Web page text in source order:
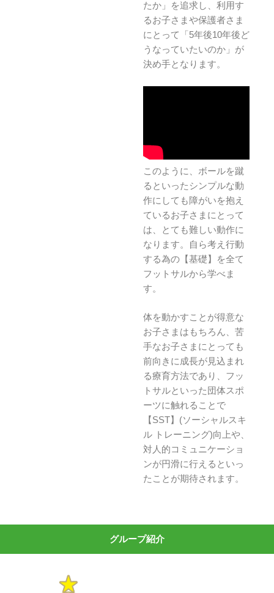
たか」を追求し、利用す
るお子さまや保護者さま
にとって「5年後10年後ど
うなっていたいのか」が
決め手となります。
このように、ボールを蹴
るといったシンプルな動
作にしても障がいを抱え
ているお子さまにとって
は、とても難しい動作に
なります。自ら考え行動
する為の【基礎】を全て
フットサルから学べま
す。
体を動かすことが得意な
お子さまはもちろん、苦
手なお子さまにとっても
前向きに成長が見込まれ
る療育方法であり、フッ
トサルといった団体スポ
ーツに触れることで
【SST】(ソーシャルスキ
ル トレーニング)向上や、
対人的コミュニケーショ
ンが円滑に行えるといっ
たことが期待されます。
グループ紹介